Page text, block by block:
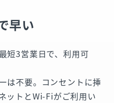
早い
短3営業日で、利用可
は不要。コンセントに挿
ットとWi-Fiがご利用い